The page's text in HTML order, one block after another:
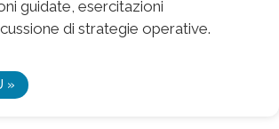
guidate, esercitazioni
di strategie operative.
»